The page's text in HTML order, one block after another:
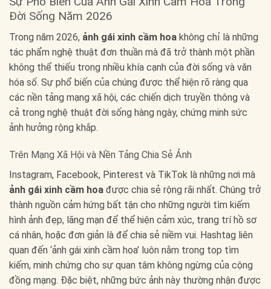
Đời Sống Năm 2026
Trong năm 2026, ảnh gái xinh cầm hoa không chỉ là những
tác phẩm nghệ thuật đơn thuần mà đã trở thành một phần
không thể thiếu trong nhiều khía cạnh của đời sống và văn
hóa số. Sự phổ biến của chúng được thể hiện rõ ràng qua
các nền tảng mạng xã hội, các chiến dịch truyền thông và
cả trong nghệ thuật đời sống hàng ngày, chứng minh sức
ảnh hưởng rộng khắp.
Trên Mạng Xã Hội và Nền Tảng Chia Sẻ Ảnh
Instagram, Facebook, Pinterest và TikTok là những nơi mà
ảnh gái xinh cầm hoa được chia sẻ rộng rãi nhất. Chúng trở
thành nguồn cảm hứng bất tận cho những người tìm kiếm
hình ảnh đẹp, lãng mạn để thể hiện cảm xúc, trang trí hồ sơ
cá nhân, hoặc đơn giản là để chia sẻ niềm vui. Hashtag liên
quan đến ‘ảnh gái xinh cầm hoa’ luôn nằm trong top tìm
kiếm, minh chứng cho sự quan tâm không ngừng của cộng
đồng mạng. Đặc biệt, những bức ảnh này thường nhận được